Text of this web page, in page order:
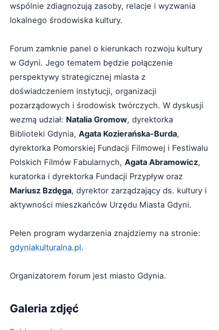
wspólnie zdiagnozują zasoby, relacje i wyzwania
lokalnego środowiska kultury.
Forum zamknie panel o kierunkach rozwoju kultury
w Gdyni. Jego tematem będzie połączenie
perspektywy strategicznej miasta z
doświadczeniem instytucji, organizacji
pozarządowych i środowisk twórczych. W dyskusji
wezmą udział: Natalia Gromow, dyrektorka
Biblioteki Gdynia, Agata Kozierańska-Burda,
dyrektorka Pomorskiej Fundacji Filmowej i Festiwalu
Polskich Filmów Fabularnych, Agata Abramowicz,
kuratorka i dyrektorka Fundacji Przypływ oraz
Mariusz Bzdęga, dyrektor zarządzający ds. kultury i
aktywności mieszkańców Urzędu Miasta Gdyni.
Pełen program wydarzenia znajdziemy na stronie:
gdyniakulturalna.pl.
Organizatorem forum jest miasto Gdynia.
Galeria zdjęć